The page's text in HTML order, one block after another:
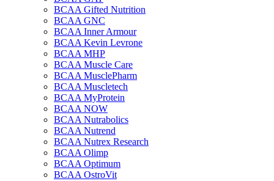
BCAA Gifted Nutrition
BCAA GNC
BCAA Inner Armour
BCAA Kevin Levrone
BCAA MHP
BCAA Muscle Care
BCAA MusclePharm
BCAA Muscletech
BCAA MyProtein
BCAA NOW
BCAA Nutrabolics
BCAA Nutrend
BCAA Nutrex Research
BCAA Olimp
BCAA Optimum
BCAA OstroVit